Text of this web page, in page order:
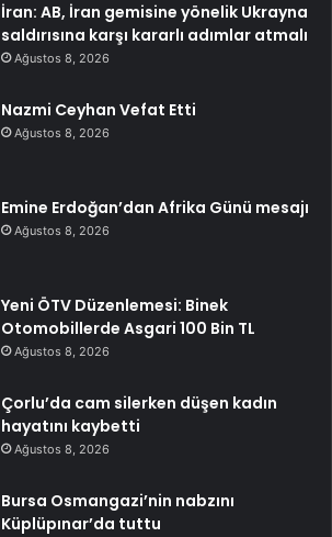
İran: AB, İran gemisine yönelik Ukrayna
saldırısına karşı kararlı adımlar atmalı
Ağustos 8, 2026
Nazmi Ceyhan Vefat Etti
Ağustos 8, 2026
Emine Erdoğan’dan Afrika Günü mesajı
Ağustos 8, 2026
Yeni ÖTV Düzenlemesi: Binek
Otomobillerde Asgari 100 Bin TL
Ağustos 8, 2026
Çorlu’da cam silerken düşen kadın
hayatını kaybetti
Ağustos 8, 2026
Bursa Osmangazi’nin nabzını
Küplüpınar’da tuttu